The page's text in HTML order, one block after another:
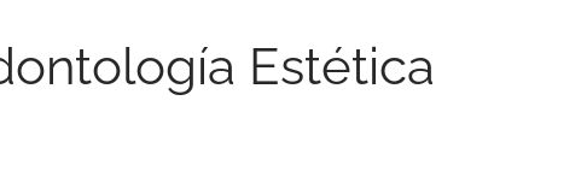
Estética